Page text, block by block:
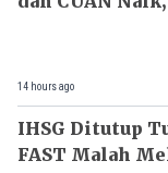
14 hours ago
IHSG Ditutup
FAST Malah